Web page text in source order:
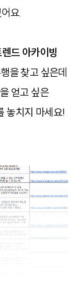
요.
드 아카이빙
을 찾고 싶은데
얻고 싶은
놓치지 마세요!